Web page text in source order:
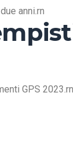
anni.rn
GPS